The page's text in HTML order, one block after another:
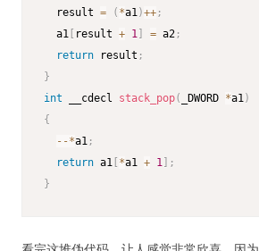
  result
= ( *a1)++ ;
  a1
result + 1 = a2 ;
return result ;
}
int __cdecl stack_pop( _DWORD *a1)
{
--*a1 ;
return a1 *a1 + 1
;
}